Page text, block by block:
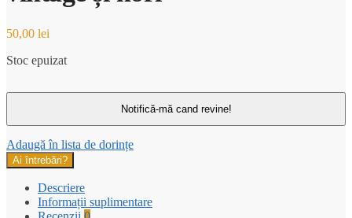
50,00 lei
Stoc epuizat
Adaugă în lista de dorințe
Ai întrebări?
Descriere
Informații suplimentare